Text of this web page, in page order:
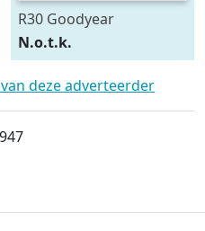
R30 Goodyear
600/70R30
N.o.t.k.
deze adverteerder